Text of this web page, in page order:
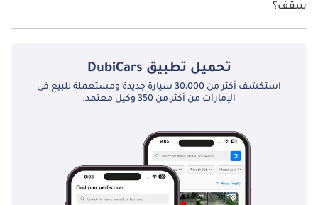
سقف؟
نعم توفر هونغشي EHS3 EV 305 حصان (AWD) فتحة السقف كخيار.
تحميل تطبيق DubiCars
استكشف أكثر من 30،000 سيارة جديدة ومستعملة للبيع في
الإمارات من أكثر من 350 وكيل معتمد.